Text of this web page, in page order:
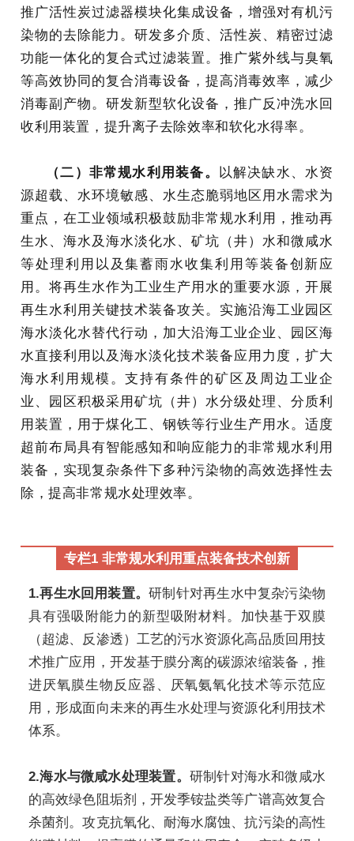
推广活性炭过滤器模块化集成设备，增强对有机污
染物的去除能力。研发多介质、活性炭、精密过滤
功能一体化的复合式过滤装置。推广紫外线与臭氧
等高效协同的复合消毒设备，提高消毒效率，减少
消毒副产物。研发新型软化设备，推广反冲洗水回
收利用装置，提升离子去除效率和软化水得率。
（二）非常规水利用装备。 以解决缺水、水资
源超载、水环境敏感、水生态脆弱地区用水需求为
重点，在工业领域积极鼓励非常规水利用，推动再
生水、海水及海水淡化水、矿坑（井）水和微咸水
等处理利用以及集蓄雨水收集利用等装备创新应
用。将再生水作为工业生产用水的重要水源，开展
再生水利用关键技术装备攻关。实施沿海工业园区
海水淡化水替代行动，加大沿海工业企业、园区海
水直接利用以及海水淡化技术装备应用力度，扩大
海水利用规模。支持有条件的矿区及周边工业企
业、园区积极采用矿坑（井）水分级处理、分质利
用装置，用于煤化工、钢铁等行业生产用水。适度
超前布局具有智能感知和响应能力的非常规水利用
装备，实现复杂条件下多种污染物的高效选择性去
除，提高非常规水处理效率。
专栏1 非常规水利用重点装备技术创新
1.再生水回用装置。研制针对再生水中复杂污染物
具有强吸附能力的新型吸附材料。加快基于双膜
（超滤、反渗透）工艺的污水资源化高品质回用技
术推广应用，开发基于膜分离的碳源浓缩装备，推
进厌氧膜生物反应器、厌氧氨氧化技术等示范应
用，形成面向未来的再生水处理与资源化利用技术
体系。
2.海水与微咸水处理装置。 研制针对海水和微咸水
的高效绿色阻垢剂，开发季铵盐类等广谱高效复合
杀菌剂。攻克抗氧化、耐海水腐蚀、抗污染的高性